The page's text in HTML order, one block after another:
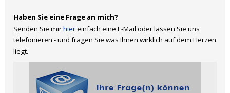
Haben Sie eine Frage an mich?
Senden Sie mirhiereinfach eine E-Mail oder lassen Sie uns
telefonieren - und fragen Sie was Ihnen wirklich auf dem Herzen
liegt.